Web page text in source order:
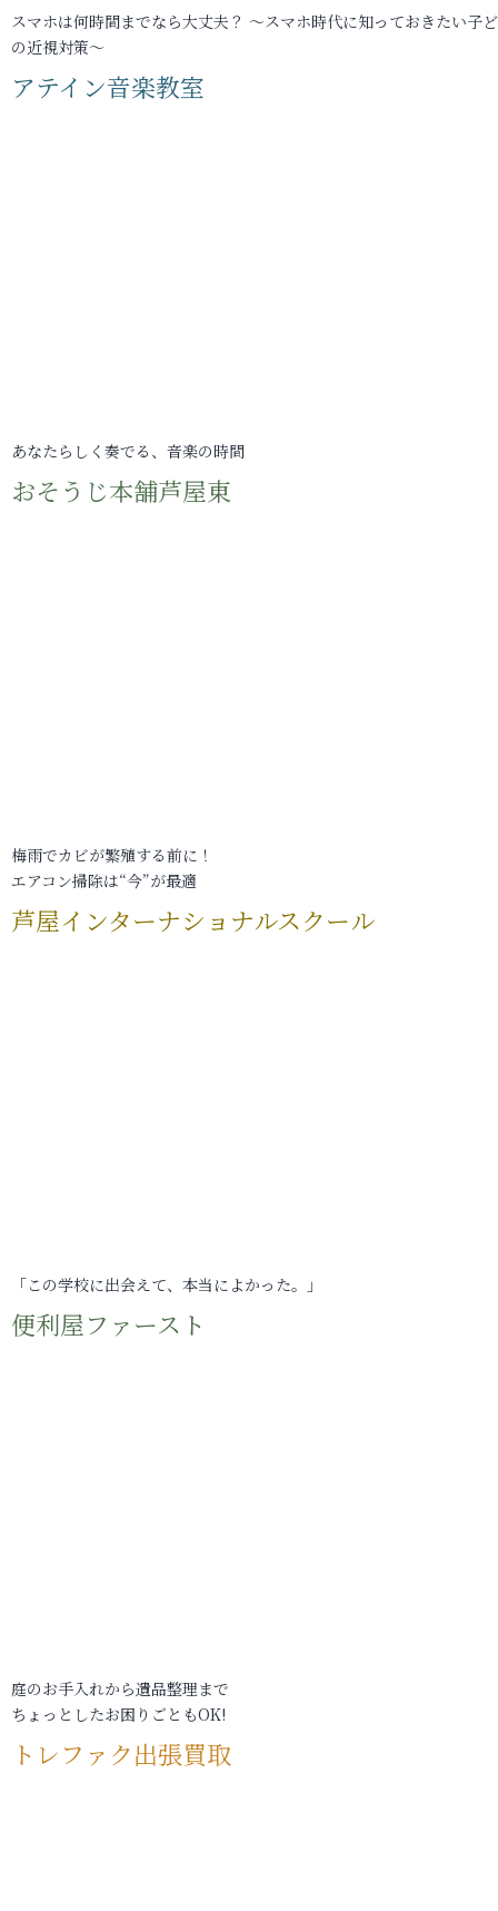
スマホは何時間までなら大丈夫？ ～スマホ時代に知っておきたい子
の近視対策～
アテイン音楽教室
あなたらしく奏でる、音楽の時間
おそうじ本舗芦屋東
梅雨でカビが繁殖する前に！
エアコン掃除は“今”が最適
芦屋インターナショナルスクール
「この学校に出会えて、本当によかった。」
便利屋ファースト
庭のお手入れから遺品整理まで
ちょっとしたお困りごともOK!
トレファク出張買取